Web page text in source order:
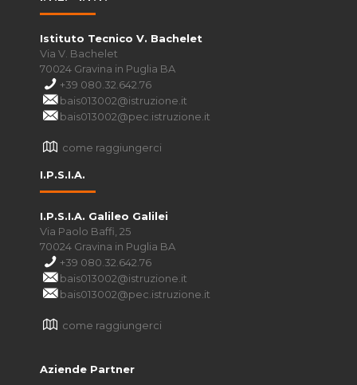
Istituto Tecnico V. Bachelet
Via V. Bachelet
70024 Gravina in Puglia BA
+39 080.32.642.76
bais013002@istruzione.it
bais013002@pec.istruzione.it
come raggiungerci
I.P.S.I.A.
I.P.S.I.A. Galileo Galilei
Via Paolo Baffi, 25
70024 Gravina in Puglia BA
+39 080.32.642.76
bais013002@istruzione.it
bais013002@pec.istruzione.it
come raggiungerci
Aziende Partner